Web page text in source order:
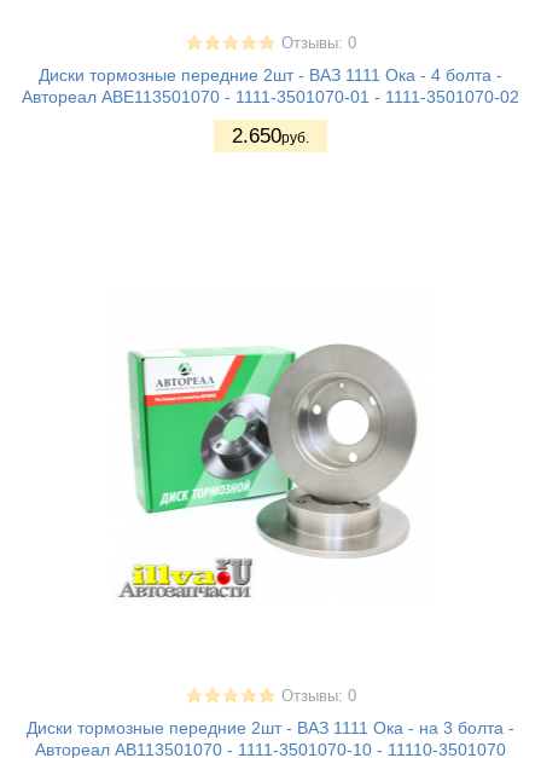
Отзывы: 0
Диски тормозные передние 2шт - ВАЗ 1111 Ока - 4 болта -
Автореал ABE113501070 - 1111-3501070-01 - 1111-3501070-02
2.650руб.
Отзывы: 0
Диски тормозные передние 2шт - ВАЗ 1111 Ока - на 3 болта -
Автореал AB113501070 - 1111-3501070-10 - 11110-3501070